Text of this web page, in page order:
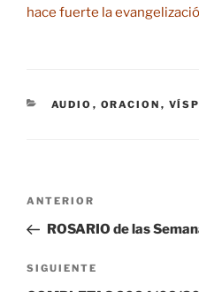
hace fuerte la
CATEGORÍAS
AUDIO , ORACION ,
Navegación
entradas
Entrada
anterior:
ANTERIOR
ROSARIO de las
Siguiente
SIGUIENTE